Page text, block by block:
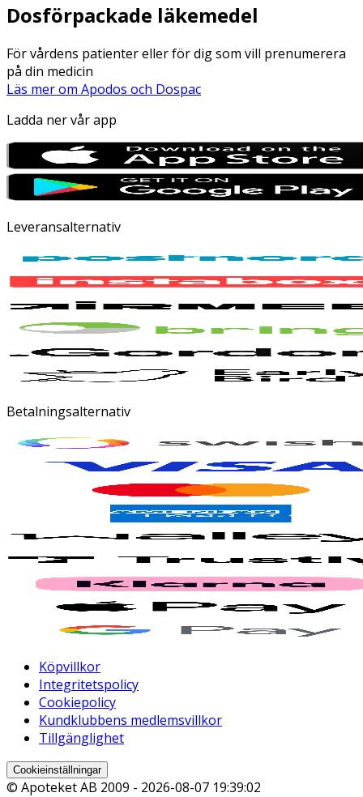
Dosförpackade läkemedel
För vårdens patienter eller för dig som vill prenumerera
på din medicin
Läs mer om Apodos och Dospac
Ladda ner vår app
Leveransalternativ
Betalningsalternativ
Köpvillkor
Integritetspolicy
Cookiepolicy
Kundklubbens medlemsvillkor
Tillgänglighet
Cookieinställningar
© Apoteket AB 2009 - 2026-08-07 19:39:02